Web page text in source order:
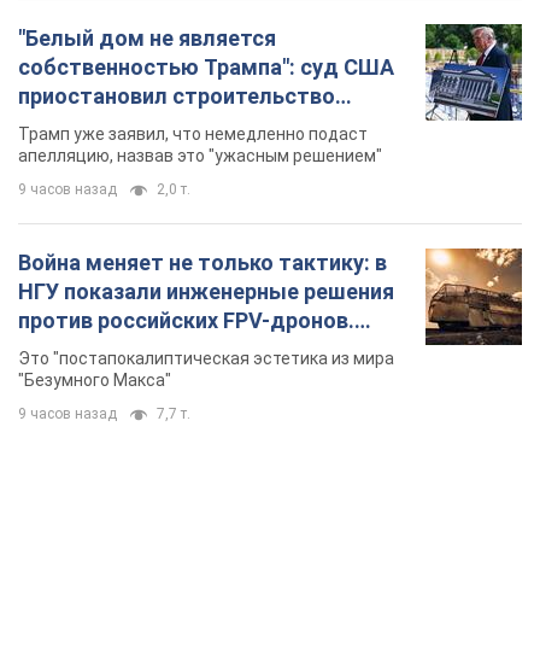
"Белый дом не является
собственностью Трампа": суд США
приостановил строительство
бального зала стоимостью 400 млн
долларов
Трамп уже заявил, что немедленно подаст
апелляцию, назвав это "ужасным решением"
9 часов назад 2,0 т.
Война меняет не только тактику: в
НГУ показали инженерные решения
против российских FPV-дронов.
Фото
Это "постапокалиптическая эстетика из мира
"Безумного Макса"
9 часов назад 7,7 т.